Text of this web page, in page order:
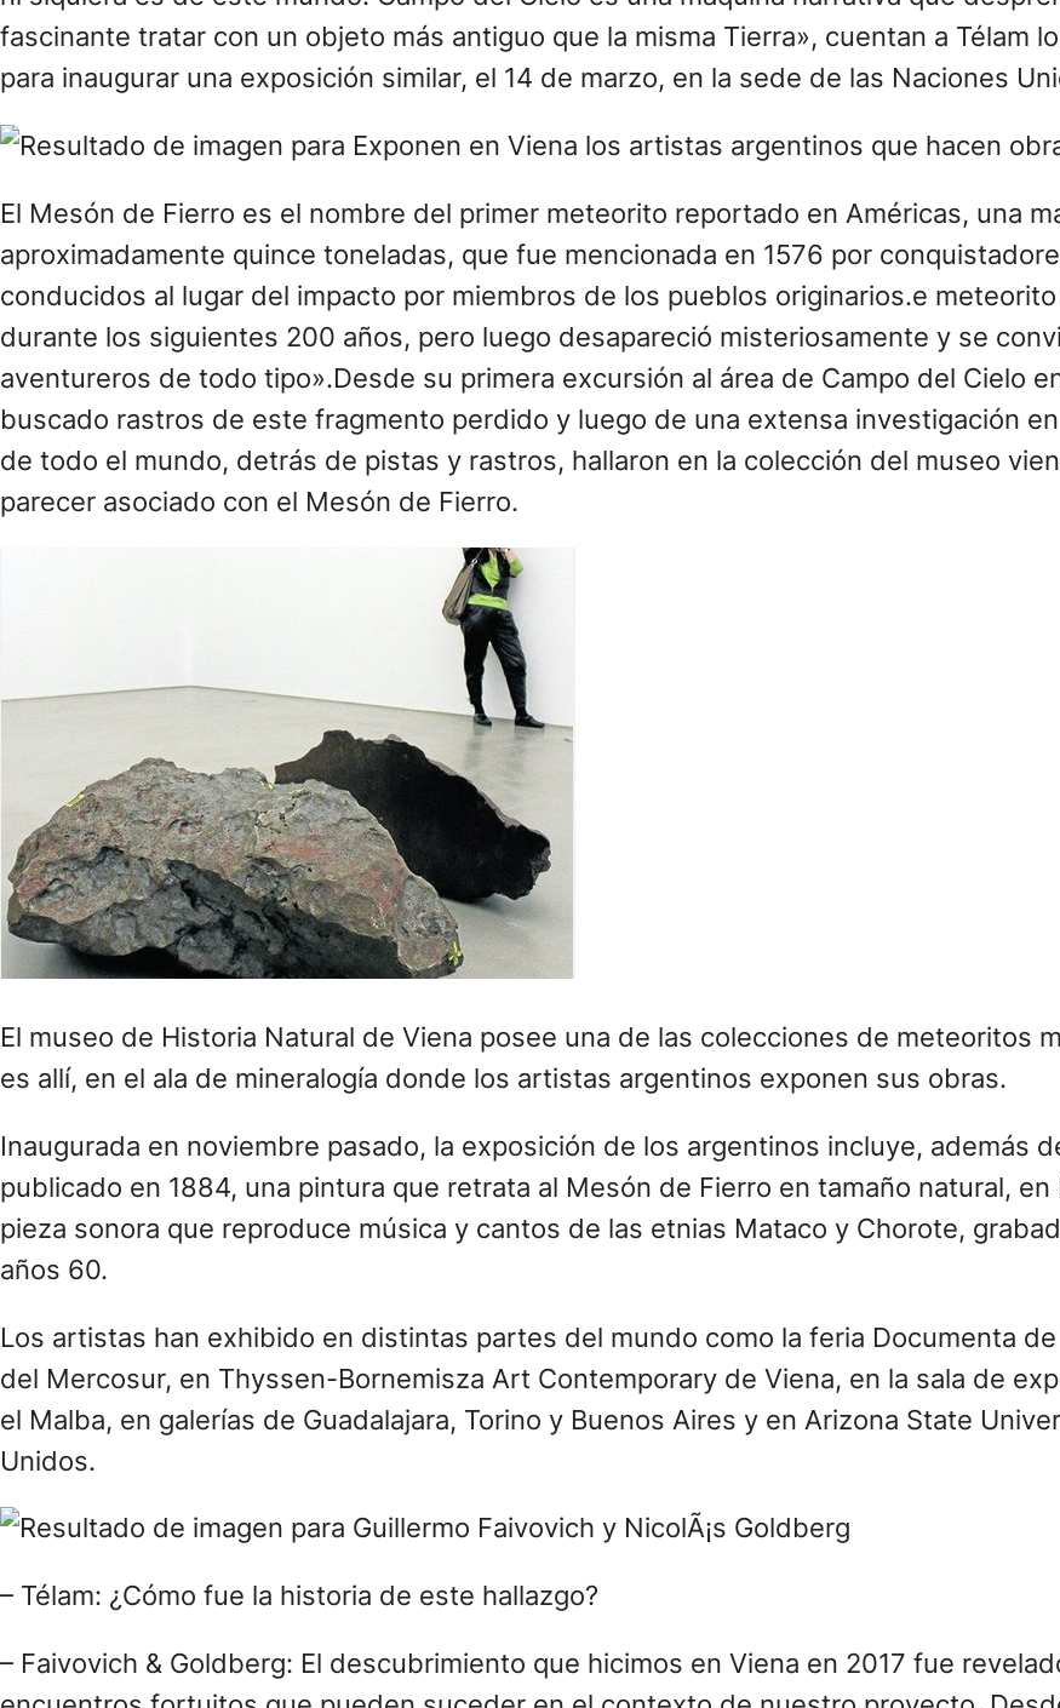
fascinante tratar con un objeto más antiguo que la misma Tierra», cuentan a Télam
para inaugurar una exposición similar, el 14 de marzo, en la sede de las Naciones
El Mesón de Fierro es el nombre del primer meteorito reportado en Américas, una
aproximadamente quince toneladas, que fue mencionada en 1576 por
conducidos al lugar del impacto por miembros de los pueblos originarios.e
durante los siguientes 200 años, pero luego desapareció misteriosamente y se
aventureros de todo tipo».Desde su primera excursión al área de Campo del Cielo
buscado rastros de este fragmento perdido y luego de una extensa investigación
de todo el mundo, detrás de pistas y rastros, hallaron en la colección del museo
parecer asociado con el Mesón de Fierro.
El museo de Historia Natural de Viena posee una de las colecciones de meteoritos
es allí, en el ala de mineralogía donde los artistas argentinos exponen sus obras.
Inaugurada en noviembre pasado, la exposición de los argentinos incluye, además
publicado en 1884, una pintura que retrata al Mesón de Fierro en tamaño natural,
pieza sonora que reproduce música y cantos de las etnias Mataco y Chorote,
años 60.
Los artistas han exhibido en distintas partes del mundo como la feria Documenta
del Mercosur, en Thyssen-Bornemisza Art Contemporary de Viena, en la sala de
el Malba, en galerías de Guadalajara, Torino y Buenos Aires y en Arizona State
Unidos.
– Télam: ¿Cómo fue la historia de este hallazgo?
– Faivovich & Goldberg: El descubrimiento que hicimos en Viena en 2017 fue